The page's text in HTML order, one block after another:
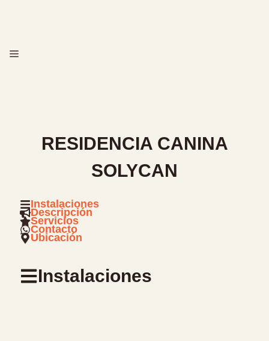
MENÚ
RESIDENCIA CANINA
SOLYCAN
Instalaciones
Descripción
Servicios
Contacto
Ubicación
Instalaciones